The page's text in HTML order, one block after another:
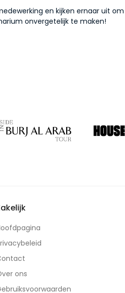
en kijken ernaar uit
onvergetelijk te maken!
ons